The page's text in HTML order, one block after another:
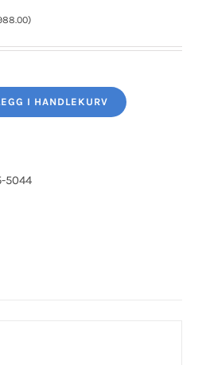
)
I HANDLEKURV
5044